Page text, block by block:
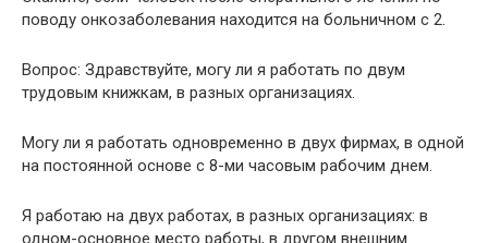
поводу онкозаболевания находится на больничном с 2.
Вопрос: Здравствуйте, могу ли я работать по двум
трудовым книжкам, в разных организациях.
Могу ли я работать одновременно в двух фирмах, в одной
на постоянной основе с 8-ми часовым рабочим днем.
Я работаю на двух работах, в разных организациях: в
одном-основное место работы, в другом внешним